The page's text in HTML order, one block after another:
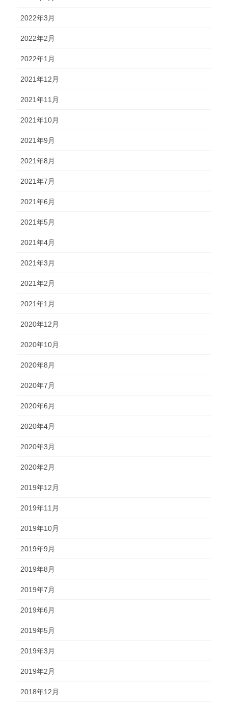
2022年3月
2022年2月
2022年1月
2021年12月
2021年11月
2021年10月
2021年9月
2021年8月
2021年7月
2021年6月
2021年5月
2021年4月
2021年3月
2021年2月
2021年1月
2020年12月
2020年10月
2020年8月
2020年7月
2020年6月
2020年4月
2020年3月
2020年2月
2019年12月
2019年11月
2019年10月
2019年9月
2019年8月
2019年7月
2019年6月
2019年5月
2019年3月
2019年2月
2018年12月